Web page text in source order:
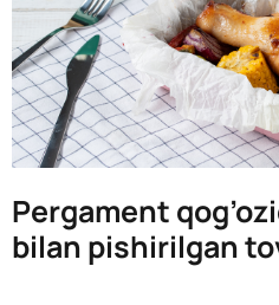
Pergament
bilan pishirilgan